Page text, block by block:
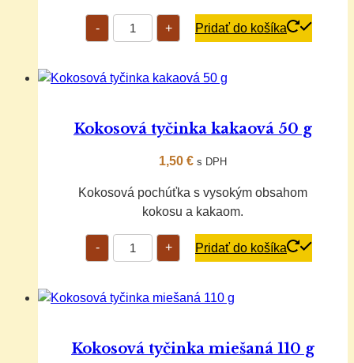
-
množstvo
Kokosová
tyčinka
110
g
+ Pridať do košíka
Kokosová tyčinka kakaová 50 g
1,50 € s DPH
Kokosová pochúťka s vysokým obsahom
kokosu a kakaom.
-
množstvo
Kokosová
tyčinka
50
g
+ Pridať do košíka
Kokosová tyčinka miešaná 110 g